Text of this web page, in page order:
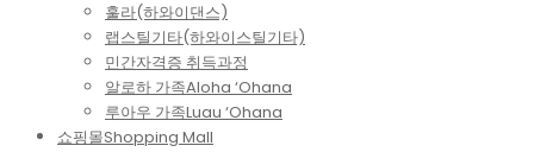
훌라(하와이댄스)
랩스틸기타(하와이스틸기타)
민간자격증 취득과정
알로하 가족Aloha ‘Ohana
루아우 가족Luau ‘Ohana
쇼핑몰Shopping Mall